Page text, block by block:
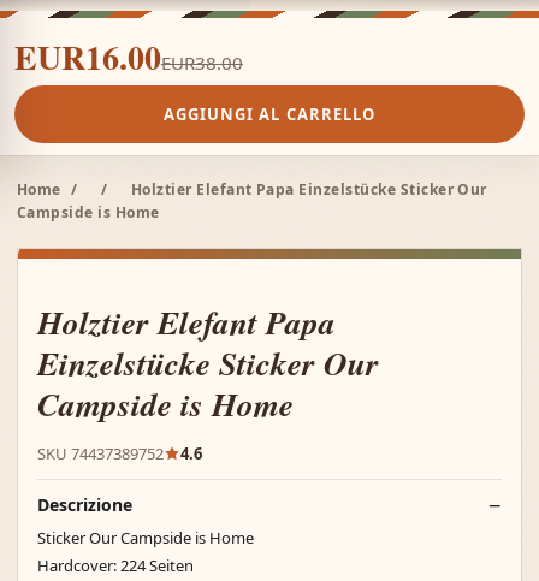
EUR16.00EUR38.00
AGGIUNGI AL CARRELLO
Home / /
Holztier Elefant Papa Einzelstücke Sticker Our
Campside is Home
Holztier Elefant Papa
Einzelstücke Sticker Our
Campside is Home
SKU 74437389752 4.6
Descrizione
Sticker Our Campside is Home
Hardcover: 224 Seiten